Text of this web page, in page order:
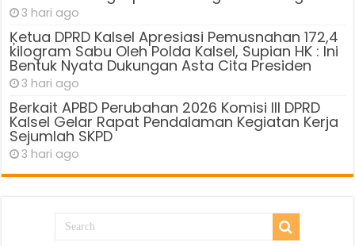
3 hari ago
Ķetua DPRD Kalsel Apresiasi Pemusnahan 172,4
kilogram Sabu Oleh Polda Kalsel, Supian HK : Ini
Bentuk Nyata Dukungan Asta Cita Presiden
3 hari ago
Berkait APBD Perubahan 2026 Komisi III DPRD
Kalsel Gelar Rapat Pendalaman Kegiatan Kerja
Sejumlah SKPD
3 hari ago